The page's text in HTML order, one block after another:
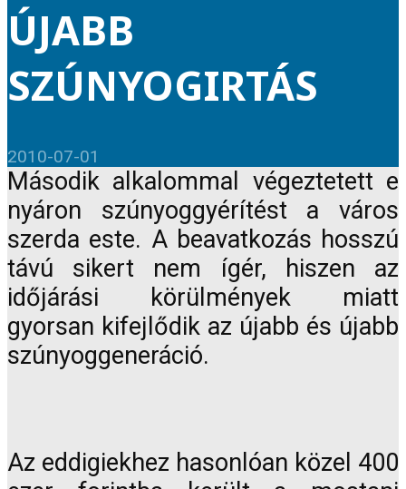
ÚJABB
SZÚNYOGIRTÁS
2010-07-01
Második alkalommal végeztetett e
nyáron szúnyoggyérítést a város
szerda este. A beavatkozás hosszú
távú sikert nem ígér, hiszen az
időjárási körülmények miatt
gyorsan kifejlődik az újabb és újabb
szúnyoggeneráció.
Az eddigiekhez hasonlóan közel 400